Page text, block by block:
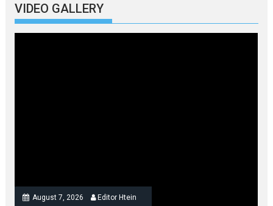
VIDEO GALLERY
August 7, 2026
Editor Htein